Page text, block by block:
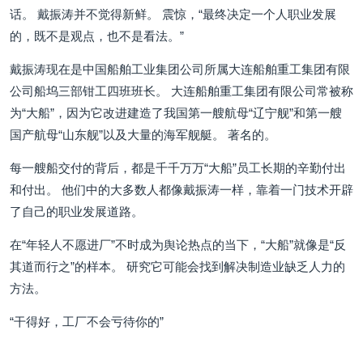
话。 戴振涛并不觉得新鲜。 震惊，“最终决定一个人职业发展
的，既不是观点，也不是看法。”
戴振涛现在是中国船舶工业集团公司所属大连船舶重工集团有限
公司船坞三部钳工四班班长。 大连船舶重工集团有限公司常被称
为“大船”，因为它改进建造了我国第一艘航母“辽宁舰”和第一艘
国产航母“山东舰”以及大量的海军舰艇。 著名的。
每一艘船交付的背后，都是千千万万“大船”员工长期的辛勤付出
和付出。 他们中的大多数人都像戴振涛一样，靠着一门技术开辟
了自己的职业发展道路。
在“年轻人不愿进厂”不时成为舆论热点的当下，“大船”就像是“反
其道而行之”的样本。 研究它可能会找到解决制造业缺乏人力的
方法。
“干得好，工厂不会亏待你的”